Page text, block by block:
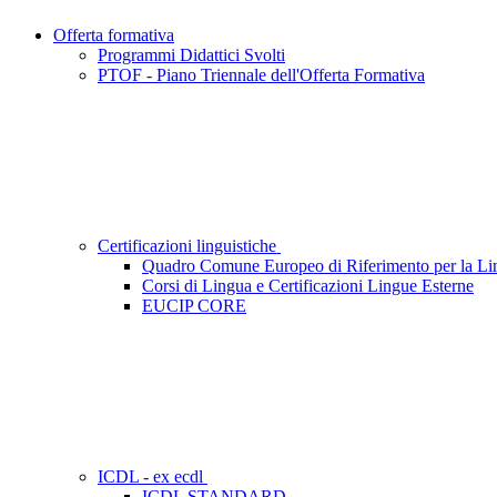
Offerta formativa
Programmi Didattici Svolti
PTOF - Piano Triennale dell'Offerta Formativa
Certificazioni linguistiche
Quadro Comune Europeo di Riferimento per la
Corsi di Lingua e Certificazioni Lingue Esterne
EUCIP CORE
ICDL - ex ecdl